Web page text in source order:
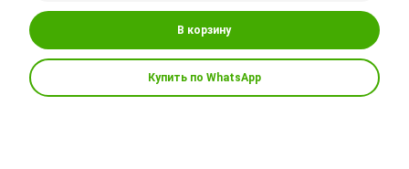
В корзину
Купить по WhatsApp